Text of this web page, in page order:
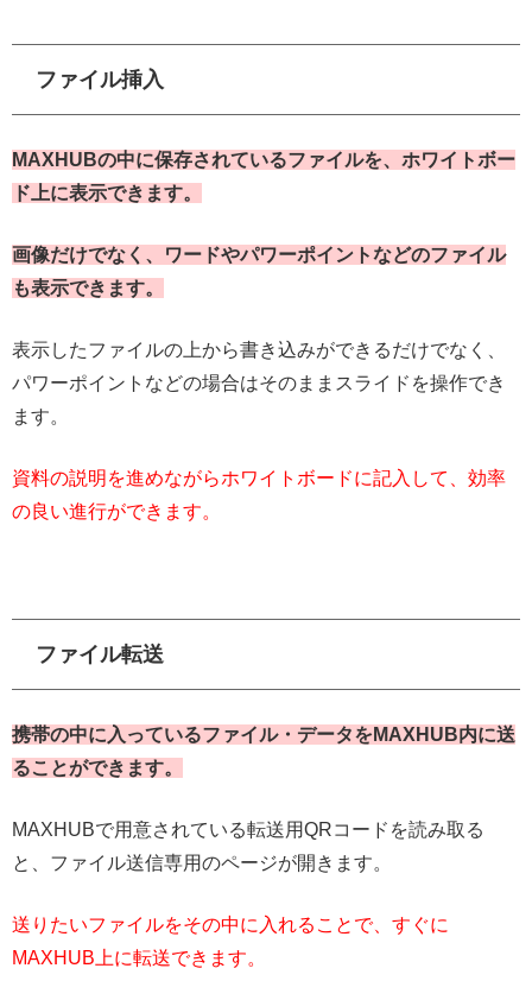
ファイル挿入
MAXHUBの中に保存されているファイルを、ホワイトボー
ド上に表示できます。
画像だけでなく、ワードやパワーポイントなどのファイル
も表示できます。
表示したファイルの上から書き込みができるだけでなく、
パワーポイントなどの場合はそのままスライドを操作でき
ます。
資料の説明を進めながらホワイトボードに記入して、効率
の良い進行ができます。
ファイル転送
携帯の中に入っているファイル・データをMAXHUB内に送
ることができます。
MAXHUBで用意されている転送用QRコードを読み取る
と、ファイル送信専用のページが開きます。
送りたいファイルをその中に入れることで、すぐに
MAXHUB上に転送できます。